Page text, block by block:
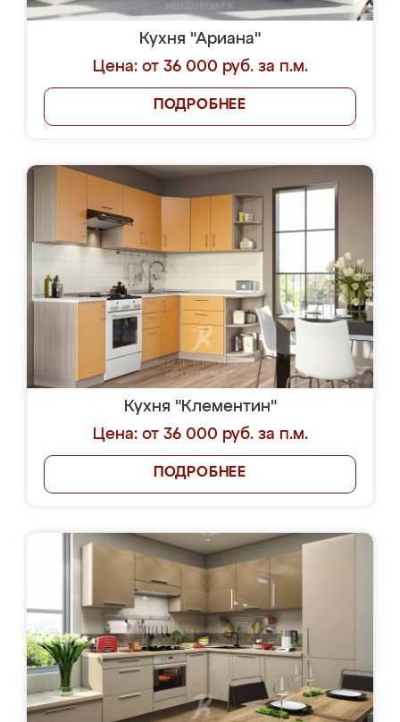
Кухня "Ариана"
Цена: от 36 000 руб. за п.м.
ПОДРОБНЕЕ
Кухня "Клементин"
Цена: от 36 000 руб. за п.м.
ПОДРОБНЕЕ